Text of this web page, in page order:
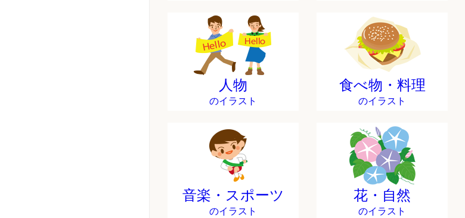
人物
のイラスト
食べ物・料理
のイラスト
音楽・スポーツ
のイラスト
花・自然
のイラスト